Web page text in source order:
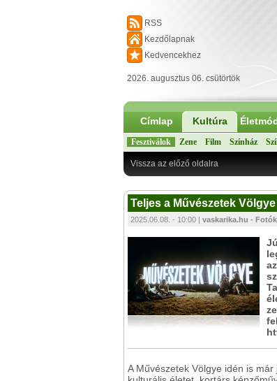
RSS
Kezdőlapnak
Kedvencekhez
2026. augusztus 06. csütörtök
Címlap Kultúra
Fesztiválok Zene Film Színház
Vissza az előző oldalra
Teljes a Művészetek
2025.06.08. - 10:00 | vaskarika.hu -
A Művészetek Völgye idén is